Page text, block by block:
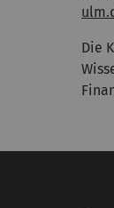
Die